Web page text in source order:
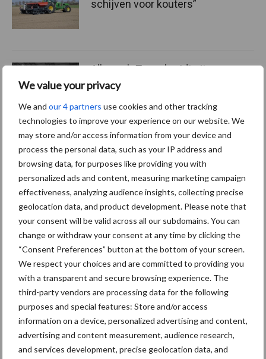
We value your privacy
We and our 4 partners use cookies and other tracking
technologies to improve your experience on our website. We
may store and/or access information from your device and
process the personal data, such as your IP address and
browsing data, for purposes like providing you with
personalized ads and content, measuring marketing campaign
effectiveness, analyzing audience insights, collecting precise
geolocation data, and product development. Please note that
your consent will be valid across all our subdomains. You can
change or withdraw your consent at any time by clicking the
“Consent Preferences” button at the bottom of your screen.
We respect your choices and are committed to providing you
with a transparent and secure browsing experience. The
third-party vendors are processing data for the following
purposes and special features: Store and/or access
information on a device, personalized advertising and content,
advertising and content measurement, audience research,
and services development, precise geolocation data, and
schijven voor kouters”
Albourgh Tyres breidt uit
naar nieuwe
marktsegmenten
Caterpillar breidt gamma
elektrische bulldozers uit
Themapagina's
Bemesting Gewas & ruwvoer Loonwerk
Case-IH CLAAS